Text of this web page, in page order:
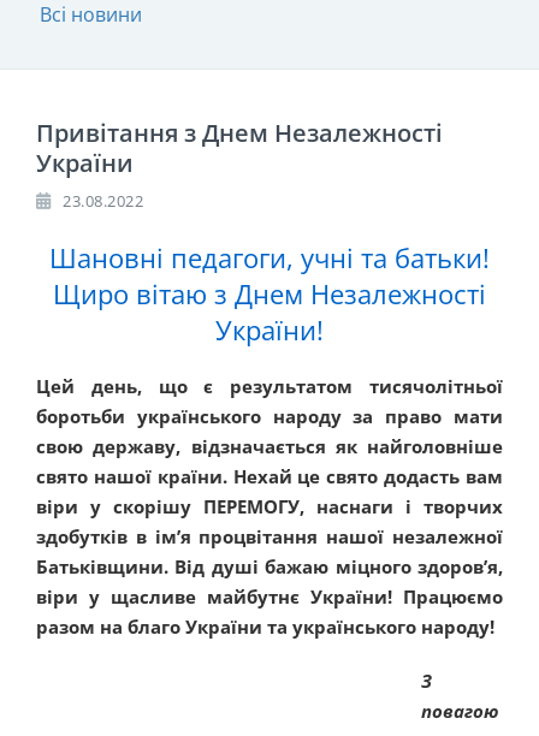
Всі новини
Привітання з Днем Незалежності
України
23.08.2022
Шановні педагоги, учні та батьки!
Щиро вітаю з Днем Незалежності
України!
Цей день, що є результатом тисячолітньої
боротьби українського народу за право мати
свою державу, відзначається як найголовніше
свято нашої країни. Нехай це свято додасть вам
віри у скорішу ПЕРЕМОГУ, наснаги і творчих
здобутків в ім’я процвітання нашої незалежної
Батьківщини. Від душі бажаю міцного здоров’я,
віри у щасливе майбутнє України! Працюємо
разом на благо України та українського народу!
З
повагою